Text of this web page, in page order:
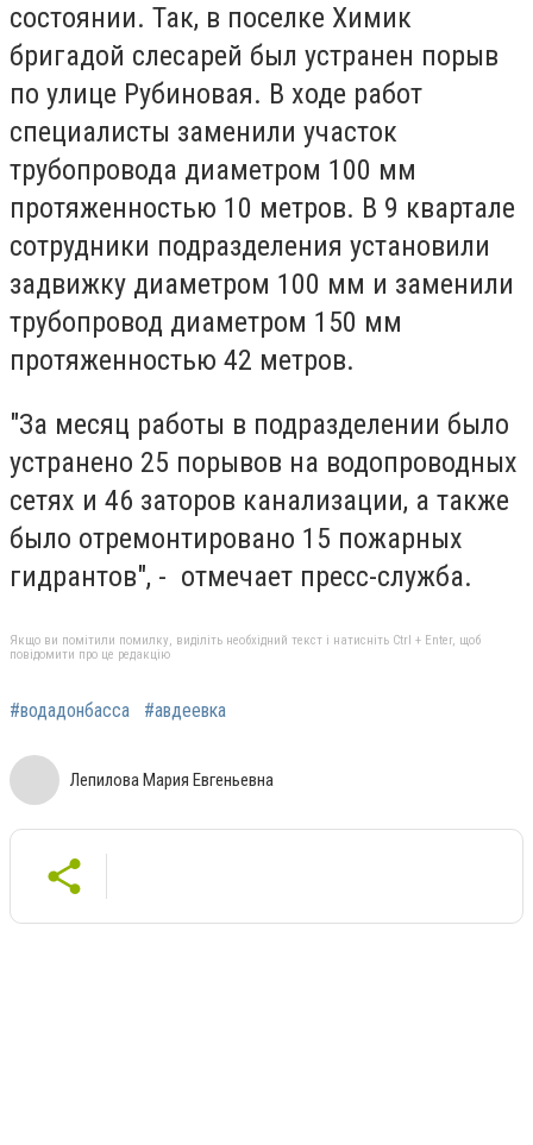
состоянии. Так, в поселке Химик
бригадой слесарей был устранен порыв
по улице Рубиновая. В ходе работ
специалисты заменили участок
трубопровода диаметром 100 мм
протяженностью 10 метров. В 9 квартале
сотрудники подразделения установили
задвижку диаметром 100 мм и заменили
трубопровод диаметром 150 мм
протяженностью 42 метров.
"За месяц работы в подразделении было
устранено 25 порывов на водопроводных
сетях и 46 заторов канализации, а также
было отремонтировано 15 пожарных
гидрантов", - отмечает пресс-служба.
Якщо ви помітили помилку, виділіть необхідний текст і натисніть Ctrl + Enter, щоб
повідомити про це редакцію
#водадонбасса #авдеевка
Лепилова Мария Евгеньевна